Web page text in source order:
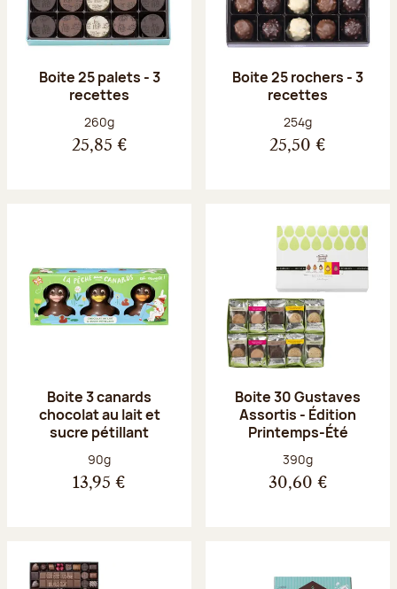
Boite 25 palets - 3
recettes
Poids net :
260g
25,85 €
Boite 25 rochers - 3
recettes
Poids net :
254g
25,50 €
Boite 3 canards
chocolat au lait et
sucre pétillant
Poids net :
90g
13,95 €
Boite 30 Gustaves
Assortis - Édition
Printemps-Été
Poids net :
390g
30,60 €